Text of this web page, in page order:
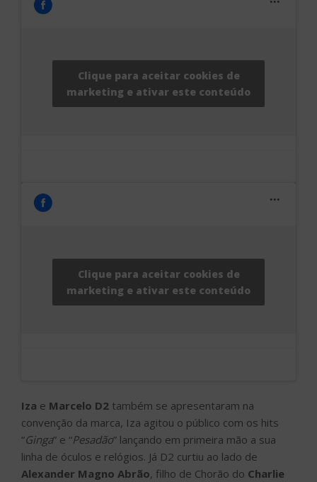
Clique para aceitar cookies de
marketing e ativar este conteúdo
Clique para aceitar cookies de
marketing e ativar este conteúdo
Iza e Marcelo D2 também se apresentaram na
convenção da marca, Iza agitou o público com os hits
“Ginga” e “Pesadão” lançando em primeira mão a sua
linha de óculos e relógios. Já D2 curtiu ao lado de
Alexander Magno Abrão, filho de Chorão do Charlie